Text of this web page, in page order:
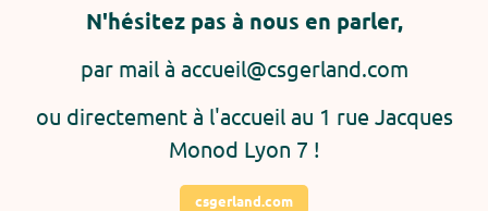
N'hésitez pas à nous en parler,
par mail à accueil@csgerland.com
ou directement à l'accueil au 1 rue Jacques
Monod Lyon 7 !
csgerland.com